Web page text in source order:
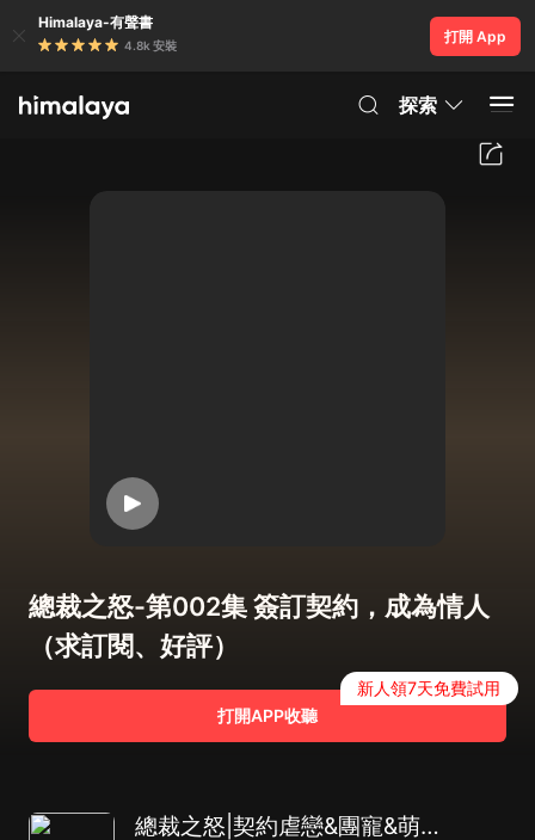
Himalaya-有聲書
4.8k 安裝
打開 App
探索
總裁之怒-第002集 簽訂契約，成為情人
（求訂閱、好評）
打開APP收聽
新人領7天免費試用
總裁之怒|契約虐戀&團寵&萌寶|雙向奔赴|兄妹虐戀|多角戀|多播